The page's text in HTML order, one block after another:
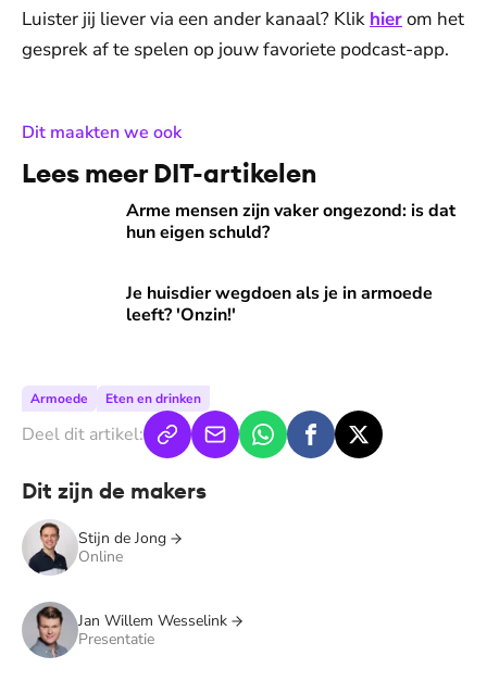
Luister jij liever via een ander kanaal? Klik hierom het
gesprek af te spelen op jouw favoriete podcast-app.
Dit maakten we ook:
Lees meer DIT-artikelen
Arme mensen zijn vaker ongezond: is dat
hun eigen schuld?
Arme mensen zijn vaker ongezond: is dat hun eigen schuld?
Je huisdier wegdoen als je in armoede
leeft? 'Onzin!'
Je huisdier wegdoen als je in armoede leeft? 'Onzin!'
Armoede Eten en drinken
Deel dit artikel:
Dit zijn de makers
Stijn de Jong
Online
Jan Willem Wesselink
Presentatie